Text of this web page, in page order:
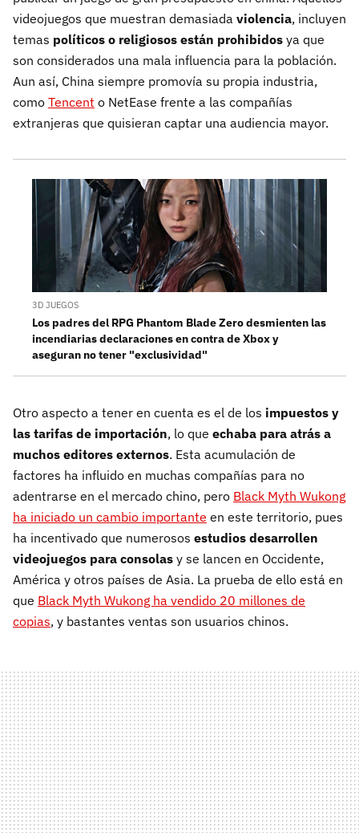
videojuegos que muestran demasiada violencia, incluyen
temas políticos o religiosos están prohibidos ya que
son considerados una mala influencia para la población.
Aun así, China siempre promovía su propia industria,
como Tencent o NetEase frente a las compañías
extranjeras que quisieran captar una audiencia mayor.
3D JUEGOS
Los padres del RPG Phantom Blade Zero desmienten las
incendiarias declaraciones en contra de Xbox y
aseguran no tener "exclusividad"
Otro aspecto a tener en cuenta es el de los impuestos y
las tarifas de importación, lo que echaba para atrás a
muchos editores externos. Esta acumulación de
factores ha influido en muchas compañías para no
adentrarse en el mercado chino, pero Black Myth Wukong
ha iniciado un cambio importante en este territorio, pues
ha incentivado que numerosos estudios desarrollen
videojuegos para consolas y se lancen en Occidente,
América y otros países de Asia. La prueba de ello está en
que Black Myth Wukong ha vendido 20 millones de
copias, y bastantes ventas son usuarios chinos.